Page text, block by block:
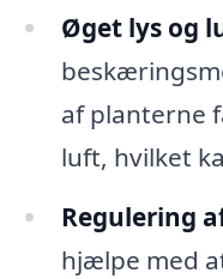
Øget lys og
af planterne
luft, hvilket
Regulering
hjælpe med